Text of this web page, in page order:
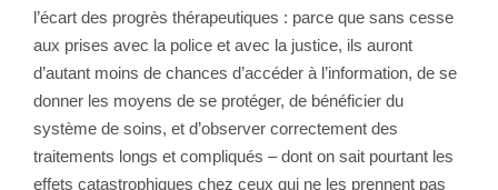
l’écart des progrès thérapeutiques : parce que sans cesse
aux prises avec la police et avec la justice, ils auront
d’autant moins de chances d’accéder à l’information, de se
donner les moyens de se protéger, de bénéficier du
système de soins, et d’observer correctement des
traitements longs et compliqués – dont on sait pourtant les
effets catastrophiques chez ceux qui ne les prennent pas